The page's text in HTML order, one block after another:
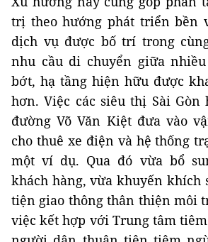
trị theo hướng phát triển bền
dịch vụ được bố trí trong
nhu cầu di chuyển giữa
bớt, hạ tầng hiện hữu được
hơn. Việc các siêu thị Sài Gòn
đường Võ Văn Kiệt đưa vào
cho thuê xe điện và hệ thống
một ví dụ. Qua đó vừa bổ
khách hàng, vừa khuyến khích
tiện giao thông thân thiện môi
việc kết hợp với Trung tâm tiêm